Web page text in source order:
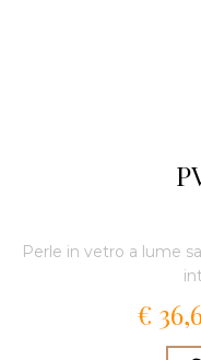
Perle in vetro a lume
€